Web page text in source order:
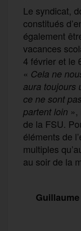
Le syndicat,
constitués
également
vacances
4 février et le
« Cela ne
aura toujours
ce ne sont
partent loin
de la FSU.
éléments de
multiples
au soir de la